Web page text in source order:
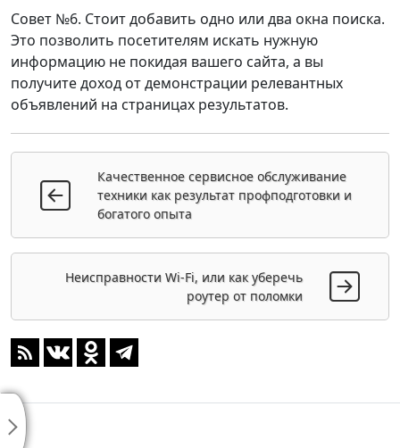
Совет №6. Стоит добавить одно или два окна поиска.
Это позволить посетителям искать нужную
информацию не покидая вашего сайта, а вы
получите доход от демонстрации релевантных
объявлений на страницах результатов.
Качественное сервисное обслуживание
техники как результат профподготовки и
богатого опыта
Неисправности Wi-Fi, или как уберечь
роутер от поломки